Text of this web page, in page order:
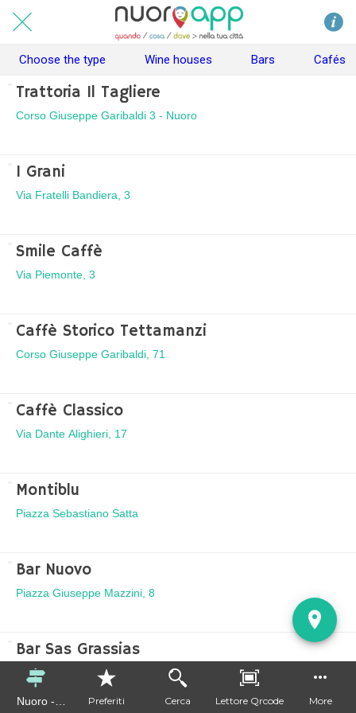
Choose the type Wine houses Bars Cafés
Trattoria Il Tagliere
Corso Giuseppe Garibaldi 3 - Nuoro
I Grani
Via Fratelli Bandiera, 3
Smile Caffè
Via Piemonte, 3
Caffè Storico Tettamanzi
Corso Giuseppe Garibaldi, 71
Caffè Classico
Via Dante Alighieri, 17
Montiblu
Piazza Sebastiano Satta
Bar Nuovo
Piazza Giuseppe Mazzini, 8
Bar Sas Grassias
Piazza delle Grazie
Nuoro -
Preferiti Cerca Lettore Qrcode More